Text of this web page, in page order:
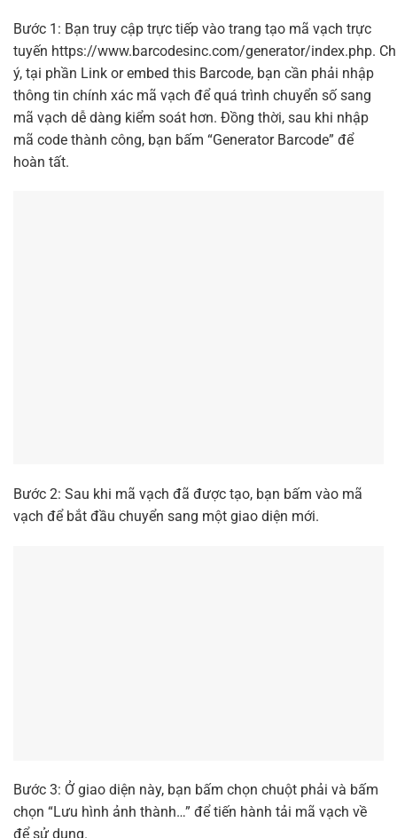
Bước 1: Bạn truy cập trực tiếp vào trang tạo mã vạch trực
tuyến https://www.barcodesinc.com/generator/index.php.
ý, tại phần Link or embed this Barcode, bạn cần phải nhập
thông tin chính xác mã vạch để quá trình chuyển số sang
mã vạch dễ dàng kiểm soát hơn. Đồng thời, sau khi nhập
mã code thành công, bạn bấm “Generator Barcode” để
hoàn tất.
Bước 2: Sau khi mã vạch đã được tạo, bạn bấm vào mã
vạch để bắt đầu chuyển sang một giao diện mới.
Bước 3: Ở giao diện này, bạn bấm chọn chuột phải và bấm
chọn “Lưu hình ảnh thành…” để tiến hành tải mã vạch về
để sử dụng.